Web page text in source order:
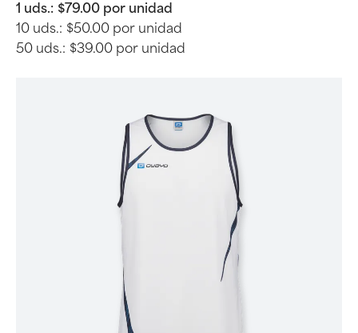
1 uds.: $79.00 por unidad
10 uds.: $50.00 por unidad
50 uds.: $39.00 por unidad